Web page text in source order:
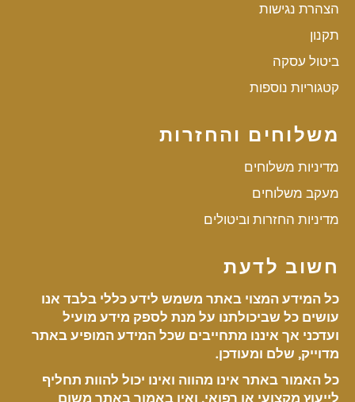
הצהרת נגישות
תקנון
ביטול עסקה
קטגוריות נוספות
משלוחים והחזרות
מדיניות משלוחים
מעקב משלוחים
מדיניות החזרות וביטולים
חשוב לדעת
כל המידע המצוי באתר משמש לידע כללי בלבד אנו
עושים כל שביכולתנו על מנת לספק מידע מועיל
ועדכני אך איננו מתחייבים שכל המידע המופיע באתר
מדוייק, שלם ומעודכן.
כל האמור באתר אינו מהווה ואינו יכול להוות תחליף
לייעוץ מקצועי או רפואי, ואין באמור באתר משום